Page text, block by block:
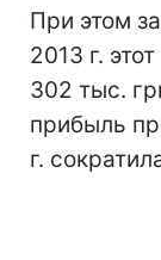
При этом
2013 г.
302 тыс.
прибыль
г.